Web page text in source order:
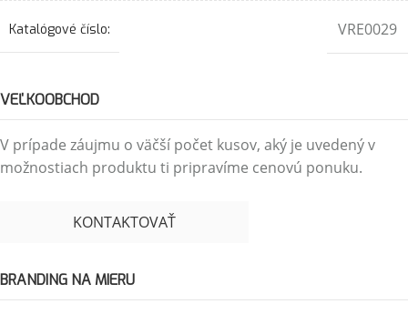
Katalógové číslo: VRE0029
VEĽKOOBCHOD
V prípade záujmu o väčší počet kusov, aký je uvedený v
možnostiach produktu ti pripravíme cenovú ponuku.
KONTAKTOVAŤ
BRANDING NA MIERU